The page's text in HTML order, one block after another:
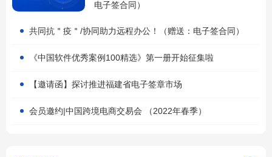
电子签合同）
共同抗＂疫＂/协同助力远程办公！（赠送：电子签合同）
《中国软件优秀案例100精选》第一册开始征集啦
【邀请函】探讨推进福建省电子签章市场
会员邀约|中国跨境电商交易会 （2022年春季）